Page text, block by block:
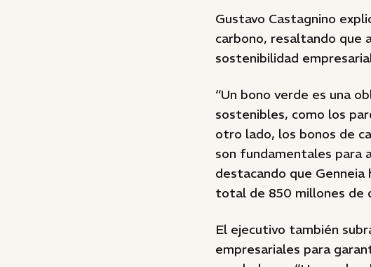
Gustavo Castagnino
carbono, resaltando que
sostenibilidad
“Un bono verde es una
sostenibles, como los
otro lado, los bonos de
son fundamentales para
destacando que
total de 850 millones de
El ejecutivo también
empresariales para